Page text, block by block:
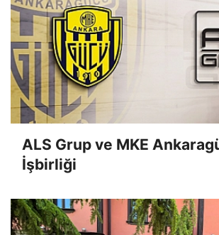
ALS Grup ve MKE
İşbirliği